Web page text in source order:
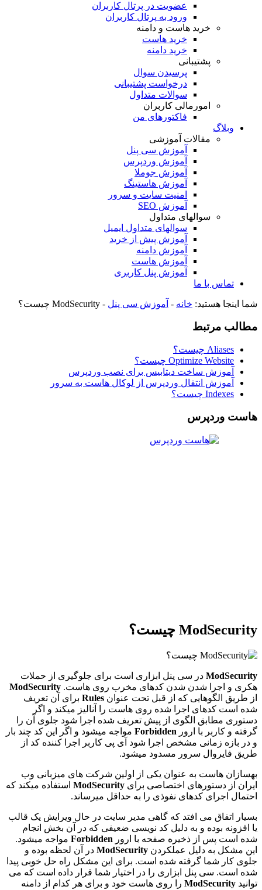
عضویت در پرتال کاربران
ورود به پرتال کاربران
خرید هاست و دامنه
خرید هاست
خرید دامنه
پشتیبانی
پرسیدن سوال
درخواست پشتیبانی
سوالات متداول
امورمالی کاربران
فاکتورهای من
وبلاگ
مقالات آموزشی
آموزش سی پنل
آموزش وردپرس
آموزش جوملا
آموزش هاستینگ
امنیت سایت و سرور
آموزش SEO
سوالهای متداول
سوالهای متداول ایمیل
آموزش پیش از خرید
آموزش دامنه
آموزش هاست
آموزش پنل کاربری
تماس با ما
شما اینجا هستید: خانه - آموزش سی پنل - ModSecurity چیست؟
مطالب مرتبط
Aliases چیست؟
Optimize Website چیست؟
آموزش ساخت دیتابیس برای نصب وردپرس
آموزش انتقال وردپرس از لوکال هاست به سرور
Indexes چیست؟
هاست وردپرس
ModSecurity چیست؟
ModSecurity در سی پنل ابزاری است برای جلوگیری از حملات
هکری و اجرا شدن شدن کدهای مخرب روی هاست. ModSecurity
از طریق الگوهایی که از قبل تحت عنوان Rules برای آن تعریف
شده است کدهای اجرا شده روی هاست را آنالیز میکند و اگر
دستوری مطابق الگوی از پیش تعریف شده اجرا شود جلوی آن را
گرفته و کاربر با ارور Forbidden مواجه میشود و اگر این کد چند بار
و در بازه زمانی مشخص اجرا شود آی پی کاربر اجرا کننده کد از
طریق فایروال سرور مسدود میشود.
بهسازان هاست به عنوان یکی از اولین شرکت های میزبانی وب
ایران از دستورهای اختصاصی برای ModSecurity استفاده میکند که
احتمال اجرای کدهای نفوذی را به حداقل میرساند.
بسیار اتفاق می افتد که گاهی مدیر سایت در حال ویرایش یک قالب
یا افزونه بوده و به دلیل کد نویسی ضعیفی که در آن بخش انجام
شده است پس از ذخیره صفحه با ارور Forbidden مواجه میشود.
این مشکل به دلیل عملکردن ModSecurity در آن لحظه بوده و
جلوی کار شما گرفته شده است. برای این مشکل راه حل خوبی پیدا
شده است. سی پنل ابزاری را در اختیار شما قرار داده است که می
توانید ModSecurity را روی هاست خود و برای هر کدام از دامنه